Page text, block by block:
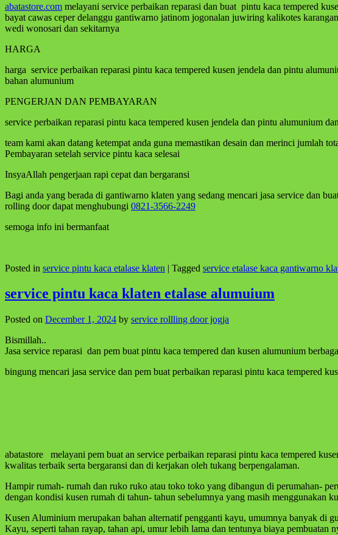
abatastore.com melayani service perbaikan reparasi dan buat pintu kaca tempered
bayat cawas ceper delanggu gantiwarno jatinom jogonalan juwiring kalikotes
wedi wonosari dan sekitarnya
HARGA
harga service perbaikan reparasi pintu kaca tempered kusen jendela dan pintu
bahan alumunium
PENGERJAN DAN PEMBAYARAN
service perbaikan reparasi pintu kaca tempered kusen jendela dan pintu alumunium
team kami akan datang ketempat anda guna memastikan desain dan merinci jumlah
Pembayaran setelah service pintu kaca selesai
InsyaAllah pengerjaan rapi cepat dan bergaransi
Bagi anda yang berada di gantiwarno klaten yang sedang mencari jasa service dan
rolling door dapat menghubungi 0821-3566-2249
semoga info ini bermanfaat
Posted in service pintu kaca etalase klaten | Tagged service etalase kaca gantiwarno
service pintu kaca klaten etalase alumuium
Posted on December 1, 2024 by service rollling door jogja
Bismillah..
Jasa service reparasi dan pem buat pintu kaca tempered dan kusen alumunium
bingung mencari jasa service dan pem buat perbaikan reparasi pintu kaca tempered
abatastore melayani pem buat an service perbaikan reparasi pintu kaca tempered
kwalitas terbaik serta bergaransi dan di kerjakan oleh tukang berpengalaman.
Hampir rumah- rumah dan ruko ruko atau toko toko yang dibangun di perumahan-
dengan kondisi kusen rumah di tahun- tahun sebelumnya yang masih menggunakan
Kusen Aluminium merupakan bahan alternatif pengganti kayu, umumnya banyak di
Kayu, seperti tahan rayap, tahan api, umur lebih lama dan tentunya biaya